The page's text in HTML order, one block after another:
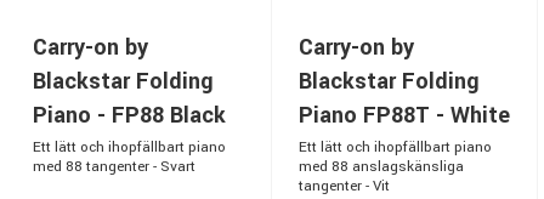
Carry-on by
Blackstar Folding
Piano - FP88 Black
Ett lätt och ihopfällbart piano
med 88 tangenter - Svart
Carry-on by
Blackstar Folding
Piano FP88T - White
Ett lätt och ihopfällbart piano
med 88 anslagskänsliga
tangenter - Vit